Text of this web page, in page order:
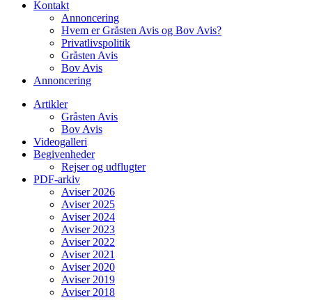
Kontakt
Annoncering
Hvem er Gråsten Avis og Bov Avis?
Privatlivspolitik
Gråsten Avis
Bov Avis
Annoncering
Artikler
Gråsten Avis
Bov Avis
Videogalleri
Begivenheder
Rejser og udflugter
PDF-arkiv
Aviser 2026
Aviser 2025
Aviser 2024
Aviser 2023
Aviser 2022
Aviser 2021
Aviser 2020
Aviser 2019
Aviser 2018